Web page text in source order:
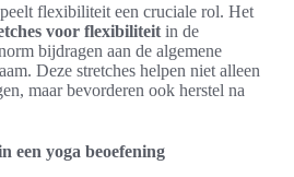
flexibiliteit een cruciale rol. Het
voor flexibiliteit in de
bijdragen aan de algemene
Deze stretches helpen niet alleen
maar bevorderen ook herstel na
een yoga beoefening